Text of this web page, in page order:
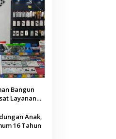
Bangun
Layanan
Anak,
16 Tahun